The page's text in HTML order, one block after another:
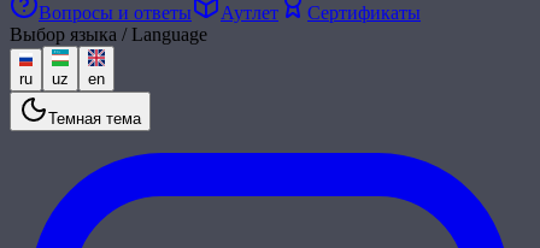
Вопросы и ответы
Аутлет
Сертификаты
Выбор языка / Language
ru uz en
Темная тема